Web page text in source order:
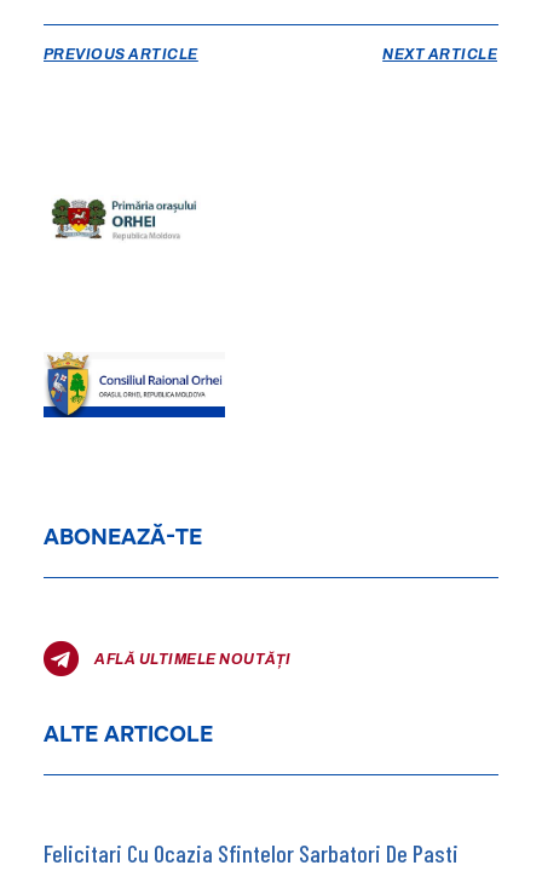
PREVIOUS ARTICLE NEXT ARTICLE
ABONEAZĂ-TE
AFLĂ ULTIMELE NOUTĂȚI
ALTE ARTICOLE
Felicitari Cu Ocazia Sfintelor Sarbatori De Pasti